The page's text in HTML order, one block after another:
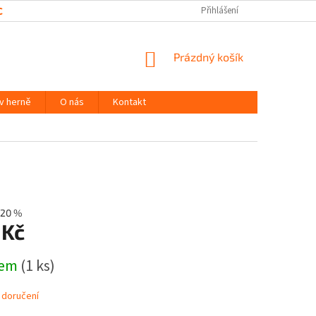
OSOBNÍCH ÚDAJŮ Přihlášení
NÁKUPNÍ
Prázdný košík
herně O nás
Kontakt
%
(1 ks)